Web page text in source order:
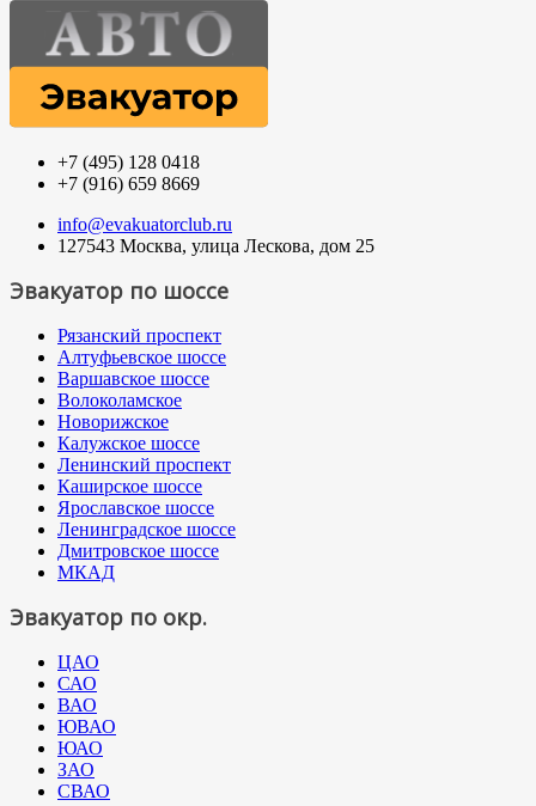
+7 (495) 128 0418
+7 (916) 659 8669
info@evakuatorclub.ru
127543 Москва, улица Лескова, дом 25
Эвакуатор по шоссе
Рязанский проспект
Алтуфьевское шоссе
Варшавское шоссе
Волоколамское
Новорижское
Калужское шоссе
Ленинский проспект
Каширское шоссе
Ярославское шоссе
Ленинградское шоссе
Дмитровское шоссе
МКАД
Эвакуатор по окр.
ЦАО
САО
ВАО
ЮВАО
ЮАО
ЗАО
СВАО